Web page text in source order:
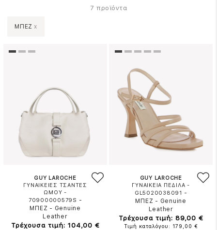
7 προϊόντα
ΜΠΕΖ x
GUY LAROCHE
ΓΥΝΑΙΚΕΙΕΣ ΤΣΑΝΤΕΣ
ΩΜΟΥ -
70900000579S -
ΜΠΕΖ - Genuine
Leather
Τρέχουσα τιμή: 104,00 €
GUY LAROCHE
ΓΥΝΑΙΚΕΙΑ ΠΕΔΙΛΑ -
GL5020038091 -
ΜΠΕΖ - Genuine
Leather
Τρέχουσα τιμή: 89,00 €
Τιμή καταλόγου: 179,00 €